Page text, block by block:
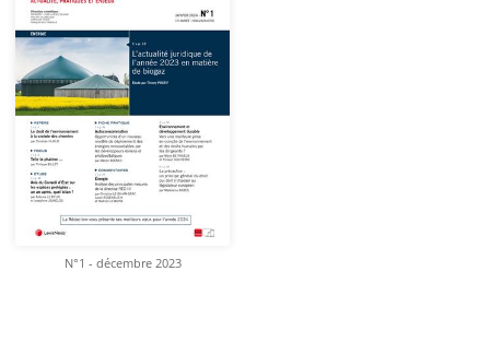
N°1 - décembre 2023